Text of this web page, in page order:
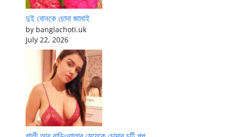
দুই বোনকে চোদা জামাই
by banglachoti.uk
July 22, 2026